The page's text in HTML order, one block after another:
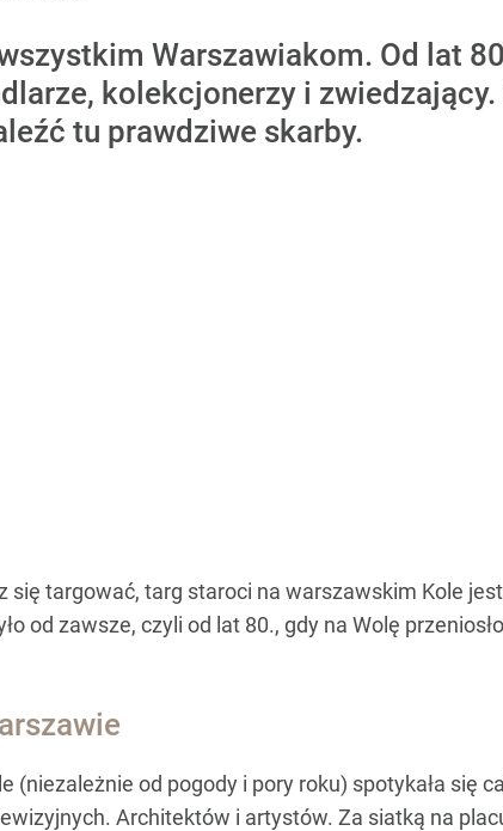
Warszawiakom. Od lat
kolekcjonerzy i
tu prawdziwe skarby.
targować, targ staroci na warszawskim Kole
od zawsze, czyli od lat 80., gdy na Wolę
od pogody i pory roku) spotykała się
Architektów i artystów. Za siatką na